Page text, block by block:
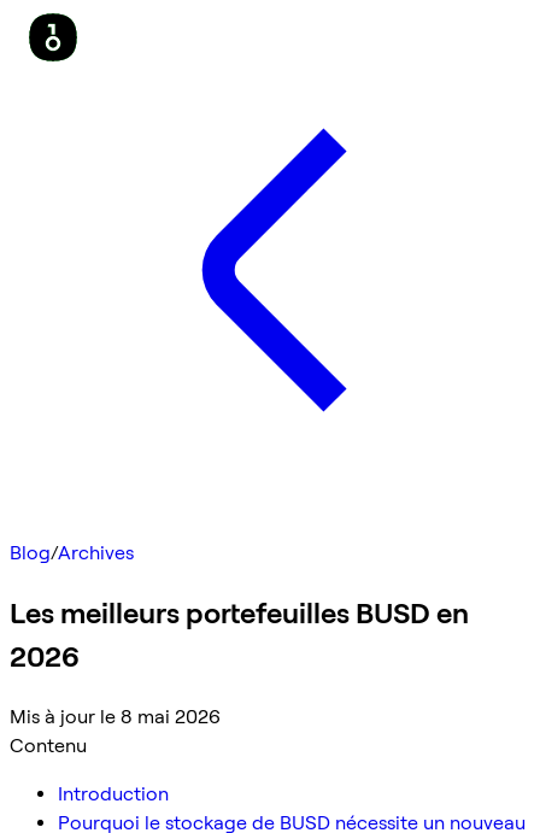
Blog/Archives
Les meilleurs portefeuilles BUSD en
2026
Mis à jour le 8 mai 2026
Contenu
Introduction
Pourquoi le stockage de BUSD nécessite un nouveau